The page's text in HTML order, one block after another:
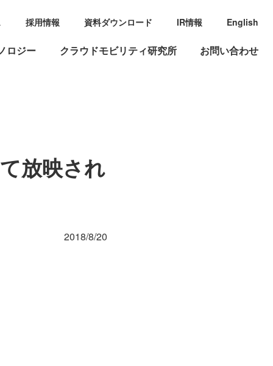
ロジー クラウドモビリティ研究所 お問い合わせ
採用情報 資料ダウンロード IR情報 English
放映され
2018/8/20